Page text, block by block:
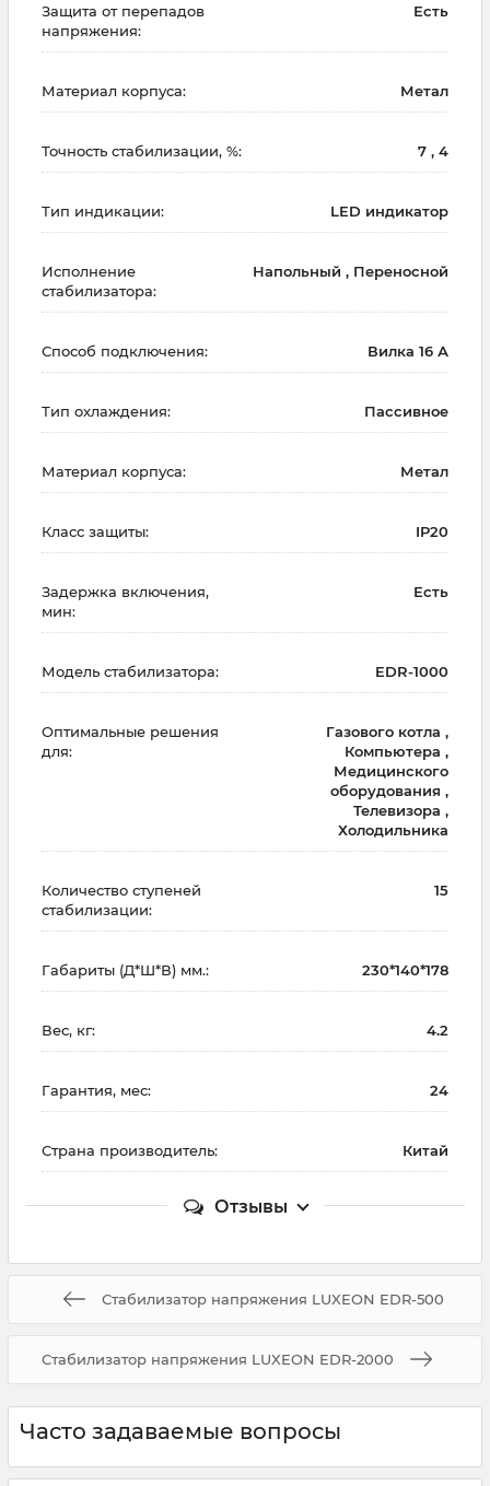
Защита от перепадов
напряжения:
Есть
Материал корпуса: Метал
Точность стабилизации, %: 7 , 4
Тип индикации: LED индикатор
Исполнение
стабилизатора:
Напольный , Переносной
Способ подключения: Вилка 16 А
Тип охлаждения: Пассивное
Материал корпуса: Метал
Класс защиты: IP20
Задержка включения,
мин:
Есть
Модель стабилизатора: EDR-1000
Оптимальные решения
для:
Газового котла ,
Компьютера ,
Медицинского
оборудования ,
Телевизора ,
Холодильника
Количество ступеней
стабилизации:
15
Габариты (Д*Ш*В) мм.: 230*140*178
Вес, кг: 4.2
Гарантия, мес: 24
Страна производитель: Китай
Отзывы
Стабилизатор напряжения LUXEON EDR-500
Стабилизатор напряжения LUXEON EDR-2000
Часто задаваемые вопросы